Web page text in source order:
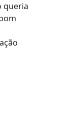
queria